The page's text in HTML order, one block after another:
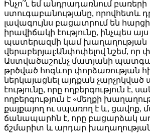
Ինչո՞ւ եմ անդրադառնում բառերի
ստուգաբանությանը, որովհետև
լավագույնս բացատրում են
իրավիճակի էությունը, ինչպես
պատերազմի կամ խաղաղության
վերաբերյալ:Անփոփելով նշեմ, որ
Աստվածաշունչ մատյանի
թրծված հոգևոր փորձառության
ներկայացնել այդքան
էությունը, որը ողբերգություն է,
ողբերգություն է «մեղքի
քայքայող ու սպառող է և, ցավոք,
ճանապարհն է, որը բացարձակ
ճշմարիտ և արդար